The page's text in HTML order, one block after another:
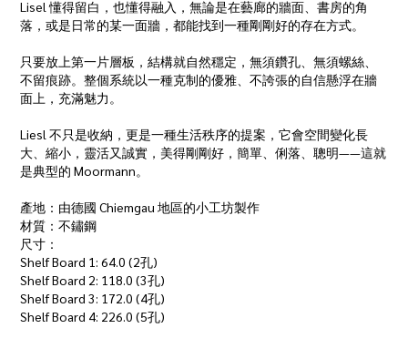
Lisel 懂得留白，也懂得融入，無論是在藝廊的牆面、書房的角
落，或是日常的某一面牆，都能找到一種剛剛好的存在方式。
只要放上第一片層板，結構就自然穩定，無須鑽孔、無須螺絲、
不留痕跡。整個系統以一種克制的優雅、不誇張的自信懸浮在牆
面上，充滿魅力。
Liesl 不只是收納，更是一種生活秩序的提案，它會空間變化長
大、縮小，靈活又誠實，美得剛剛好，簡單、俐落、聰明——這就
是典型的 Moormann。
產地：由德國 Chiemgau 地區的小工坊製作
材質：不鏽鋼
尺寸：
Shelf Board 1: 64.0 (2孔)
Shelf Board 2: 118.0 (3孔)
Shelf Board 3: 172.0 (4孔)
Shelf Board 4: 226.0 (5孔)